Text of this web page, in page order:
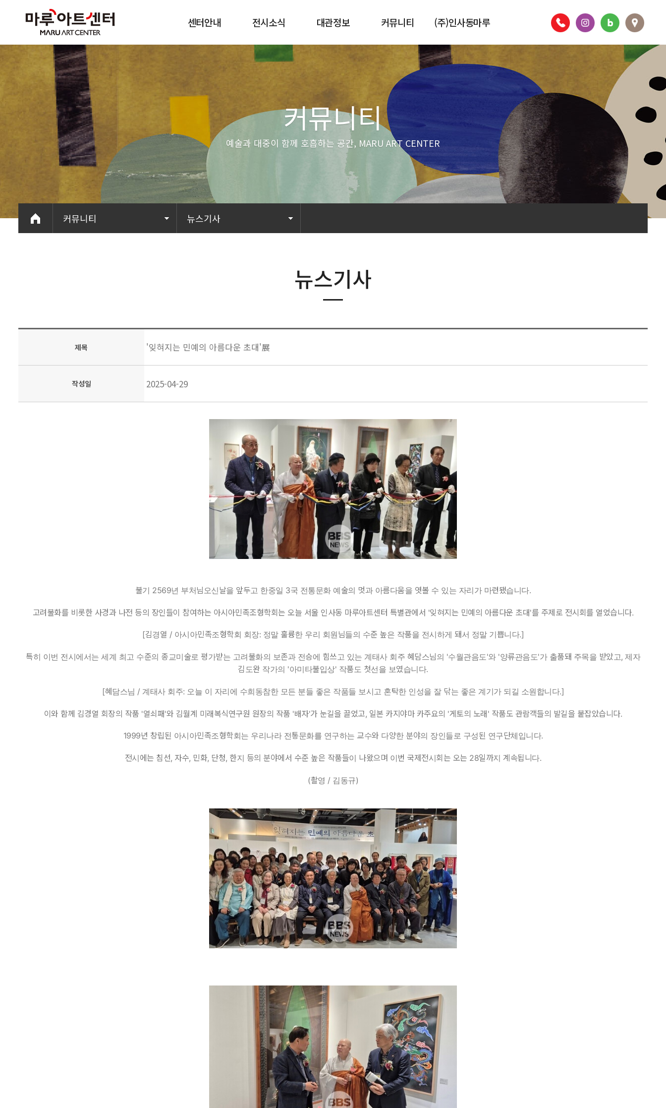
센터안내 전시소식
현재전시
대관정보 커뮤니티
공지사항
(주)인사동마루
층별안내
커뮤니티
예술과 대중이 함께 호흡하는 공간, MARU ART CENTER
커뮤니티 뉴스기사
뉴스기사
제목 '잊혀지는 민예의 아름다운 초대'展
작성일 2025-04-29
불기 2569년 부처님오신날을 앞두고 한중일 3국 전통문화 예술의 멋과 아름다움을 엿볼 수 있는 자리가 마련됐습니다.
고려불화를 비롯한 사경과 나전 등의 장인들이 참여하는 아시아민족조형학회는 오늘 서울 인사동 마루아트센터 특별관에서 '잊혀지는 민예의 아름다운 초대'를 주제로 전시회를 열었습니다.
[김경열 / 아시아민족조형학회 회장: 정말 훌륭한 우리 회원님들의 수준 높은 작품을 전시하게 돼서 정말 기쁩니다.]
특히 이번 전시에서는 세계 최고 수준의 종교미술로 평가받는 고려불화의 보존과 전승에 힘쓰고 있는 계태사 회주 혜담스님의 '수월관음도'와 '양류관음도'가 출품돼 주목을 받았고, 제자
김도완 작가의 '아미타불입상' 작품도 첫선을 보였습니다.
[혜담스님 / 계태사 회주: 오늘 이 자리에 수희동참한 모든 분들 좋은 작품들 보시고 혼탁한 인성을 잘 닦는 좋은 계기가 되길 소원합니다.]
이와 함께 김경열 회장의 작품 '열쇠패'와 김월계 미래복식연구원 원장의 작품 '배자'가 눈길을 끌었고, 일본 카지야마 카주요의 '게토의 노래' 작품도 관람객들의 발길을 붙잡았습니다.
1999년 창립된 아시아민족조형학회는 우리나라 전통문화를 연구하는 교수와 다양한 분야의 장인들로 구성된 연구단체입니다.
전시에는 침선, 자수, 민화, 단청, 한지 등의 분야에서 수준 높은 작품들이 나왔으며 이번 국제전시회는 오는 28일까지 계속됩니다.
(촬영 / 김동규)